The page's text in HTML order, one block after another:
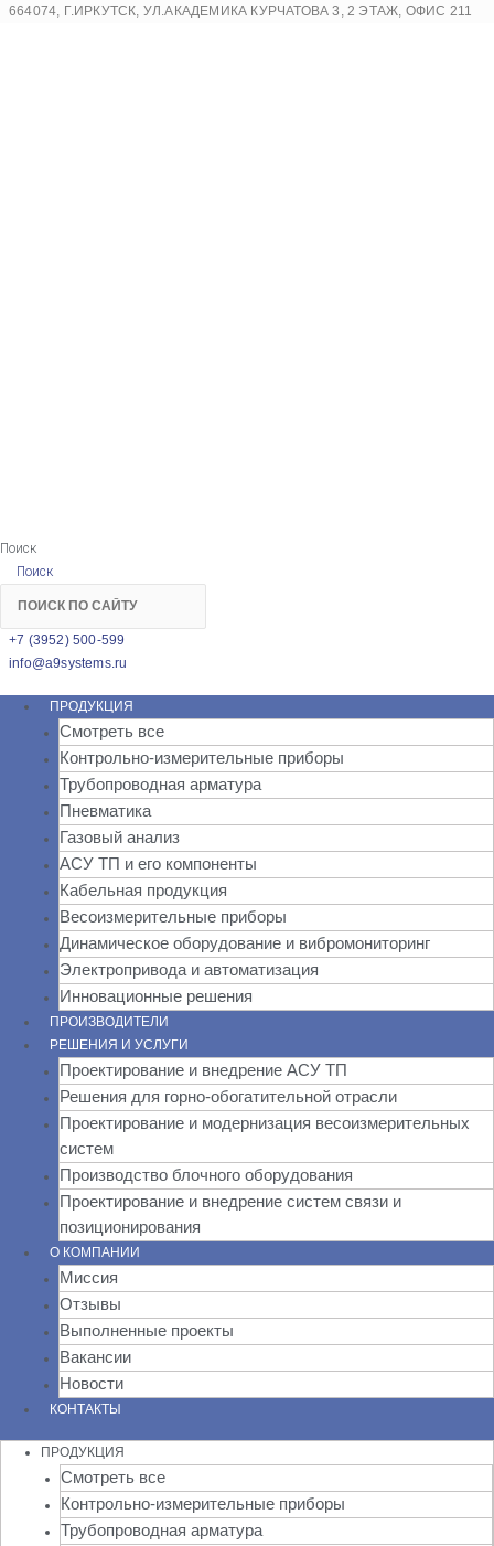
Перейти
664074, Г.ИРКУТСК, УЛ.АКАДЕМИКА КУРЧАТОВА 3, 2 ЭТАЖ, ОФИС 211
Поиск
Поиск
+7 (3952) 500-599
info@a9systems.ru
ПРОДУКЦИЯ
Смотреть все
Контрольно-измерительные приборы
Трубопроводная арматура
Пневматика
Газовый анализ
АСУ ТП и его компоненты
Кабельная продукция
Весоизмерительные приборы
Динамическое оборудование и вибромониторинг
Электропривода и автоматизация
Инновационные решения
ПРОИЗВОДИТЕЛИ
РЕШЕНИЯ И УСЛУГИ
Проектирование и внедрение АСУ ТП
Решения для горно-обогатительной отрасли
Проектирование и модернизация весоизмерительных
систем
Производство блочного оборудования
Проектирование и внедрение систем связи и
позиционирования
О КОМПАНИИ
Миссия
Отзывы
Выполненные проекты
Вакансии
Новости
КОНТАКТЫ
ПРОДУКЦИЯ
Смотреть все
Контрольно-измерительные приборы
Трубопроводная арматура